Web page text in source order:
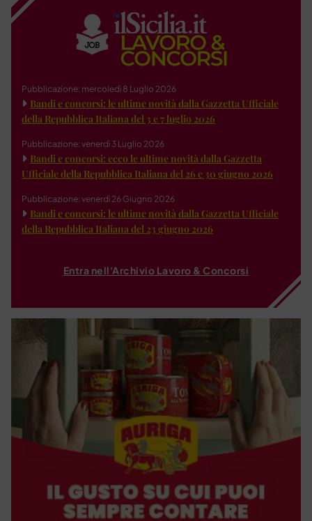
Pubblicazione: mercoledì 8 Luglio 2026
Bandi e concorsi: le ultime novità dalla Gazzetta Ufficiale
della Repubblica Italiana del 3 e 7 luglio 2026
Pubblicazione: venerdì 3 Luglio 2026
Bandi e concorsi: ecco le ultime novità dalla Gazzetta
Ufficiale della Repubblica Italiana del 26 e 30 giugno 2026
Pubblicazione: venerdì 26 Giugno 2026
Bandi e concorsi: le ultime novità dalla Gazzetta Ufficiale
della Repubblica Italiana del 23 giugno 2026
Entra nell'Archivio Lavoro & Concorsi